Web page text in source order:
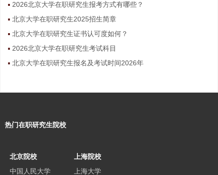
2026北京大学在职研究生报考方式有哪些？
北京大学在职研究生2025招生简章
北京大学在职研究生证书认可度如何？
2026北京大学在职研究生考试科目
北京大学在职研究生报名及考试时间2026年
热门在职研究生院校
北京院校
中国人民大学
上海院校
上海大学